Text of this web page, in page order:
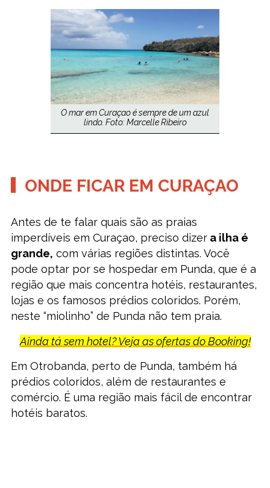
O mar em Curaçao é sempre de um azul
lindo. Foto: Marcelle Ribeiro
ONDE FICAR EM CURAÇAO
Antes de te falar quais são as praias
imperdíveis em Curaçao, preciso dizera ilha é
grande, com várias regiões distintas. Você
pode optar por se hospedar em Punda, que é a
região que mais concentra hotéis, restaurantes,
lojas e os famosos prédios coloridos. Porém,
neste “miolinho” de Punda não tem praia.
Ainda tá sem hotel? Veja as ofertas do Booking!
Em Otrobanda, perto de Punda, também há
prédios coloridos, além de restaurantes e
comércio. É uma região mais fácil de encontrar
hotéis baratos.